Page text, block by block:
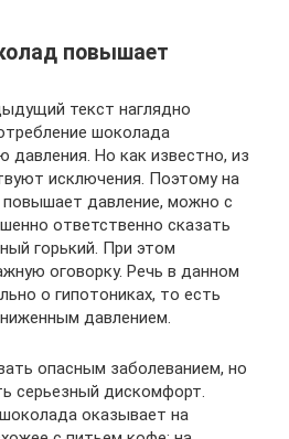
повышает
текст наглядно
шоколада
давления. Но как известно, из
исключения. Поэтому на
давление, можно с
ответственно сказать
горький. При этом
оговорку. Речь в данном
о гипотониках, то есть
давлением.
опасным заболеванием, но
серьезный дискомфорт.
оказывает на